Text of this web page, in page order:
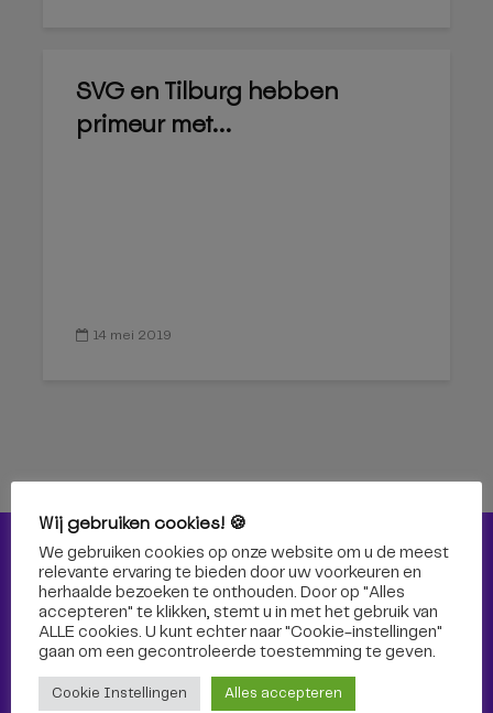
SVG en Tilburg hebben
primeur met...
14 mei 2019
Nieuws
Nieuws
Cultuur
Sport
Wij gebruiken cookies! 🍪
We gebruiken cookies op onze website om u de meest
relevante ervaring te bieden door uw voorkeuren en
herhaalde bezoeken te onthouden. Door op "Alles
accepteren" te klikken, stemt u in met het gebruik van
ALLE cookies. U kunt echter naar "Cookie-instellingen"
gaan om een ​​gecontroleerde toestemming te geven.
Cookie Instellingen Alles accepteren